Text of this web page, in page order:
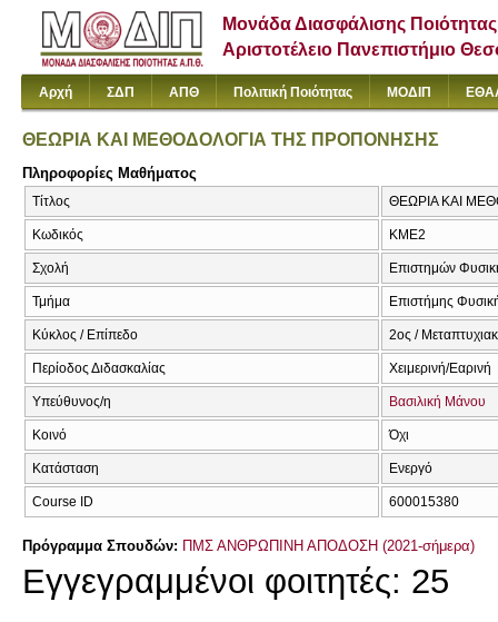
Μονάδα Διασφάλισης Ποιότητας
Αριστοτέλειο Πανεπιστήμιο
Αρχή ΣΔΠ ΑΠΘ Πολιτική Ποιότητας ΜΟΔΙΠ
ΘΕΩΡΙΑ ΚΑΙ ΜΕΘΟΔΟΛΟΓΙΑ ΤΗΣ ΠΡΟΠΟΝΗΣΗΣ
Πληροφορίες Μαθήματος
Τίτλος ΘΕΩΡΙΑ ΚΑΙ
Κωδικός ΚΜΕ2
Σχολή Επιστημών
Τμήμα Επιστήμης
Κύκλος / Επίπεδο 2ος /
Περίοδος Διδασκαλίας Χειμερινή/Εαρινή
Υπεύθυνος/η Βασιλική Μάνου
Κοινό Όχι
Κατάσταση Ενεργό
Course ID 600015380
Πρόγραμμα Σπουδών: ΠΜΣ ΑΝΘΡΩΠΙΝΗ ΑΠΟΔΟΣΗ (2021-σήμερα)
Εγγεγραμμένοι φοιτητές: 25